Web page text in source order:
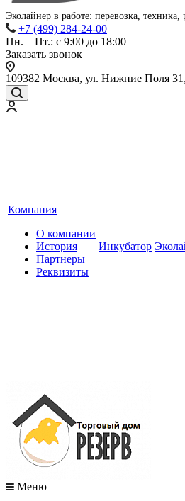
Эколайнер в работе: перевозка,
+7 (499) 284-24-00
Пн. – Пт.: с 9:00 до 18:00
Заказать звонок
109382 Москва, ул. Нижние Поля
Компания
О компании
История
Партнеры
Реквизиты
Инкубатор
Меню